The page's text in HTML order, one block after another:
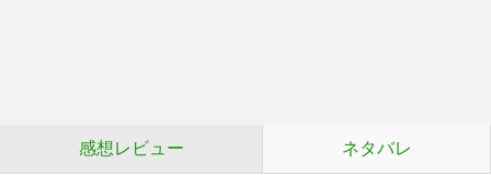
感想レビュー ネタバレ